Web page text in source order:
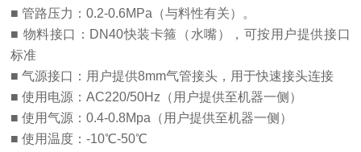
■ 管路压力：0.2-0.6MPa （与料性有关）。
■ 物料接口：DN40快装卡箍（水嘴），可按用户提供接口
标准
■ 气源接口：用户提供8mm气管接头，用于快速接头连接
■ 使用电源：AC220/50Hz（用户提供至机器一侧）
■ 使用气源：0.4-0.8Mpa（用户提供至机器一侧）
■ 使用温度：-10℃-50℃